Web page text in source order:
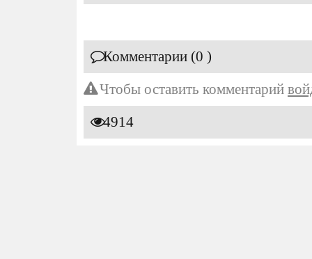
Комментарии (0 )
Чтобы оставить комментарий
4914